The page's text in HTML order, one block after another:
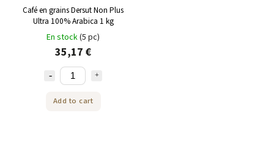
Café en grains Dersut Non Plus
Ultra 100% Arabica 1 kg
En stock(5 pc)
35,17 €
Add to cart